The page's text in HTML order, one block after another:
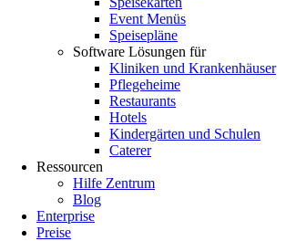
Event Menüs
Speisepläne
Software Lösungen für
Kliniken und Krankenhäuser
Pflegeheime
Restaurants
Hotels
Kindergärten und Schulen
Caterer
Ressourcen
Hilfe Zentrum
Blog
Enterprise
Preise